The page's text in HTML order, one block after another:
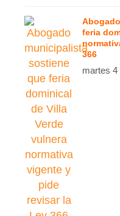
feria
366
martes 4